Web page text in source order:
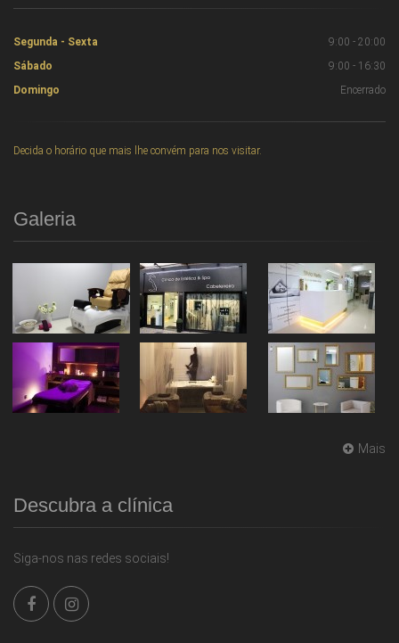
Segunda - Sexta
9:00 - 20:00
Sábado
9:00 - 16:30
Domingo
Encerrado
Decida o horário que mais lhe convém para nos visitar.
Galeria
Mais
Descubra a clínica
Siga-nos nas redes sociais!